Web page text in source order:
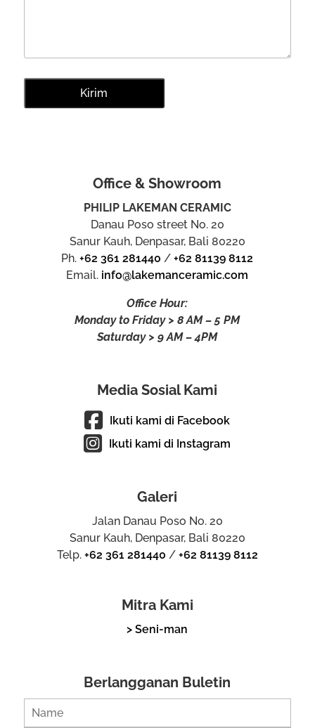
Office & Showroom
PHILIP LAKEMAN CERAMIC
Danau Poso street No. 20
Sanur Kauh, Denpasar, Bali 80220
Ph.+62 361 281440 /+62 81139 8112
Email. info@lakemanceramic.com
Office Hour:
Monday to Friday > 8 AM – 5 PM
Saturday > 9 AM – 4PM
Media Sosial Kami
Ikuti kami di Facebook
Ikuti kami di Instagram
Galeri
Jalan Danau Poso No. 20
Sanur Kauh, Denpasar, Bali 80220
Telp. +62 361 281440 / +62 81139 8112
Mitra Kami
> Seni-man
Berlangganan Buletin